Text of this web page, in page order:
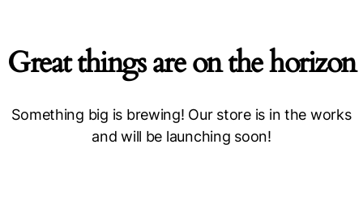
Great things are on the horizon
Something big is brewing! Our store is in the works
and will be launching soon!